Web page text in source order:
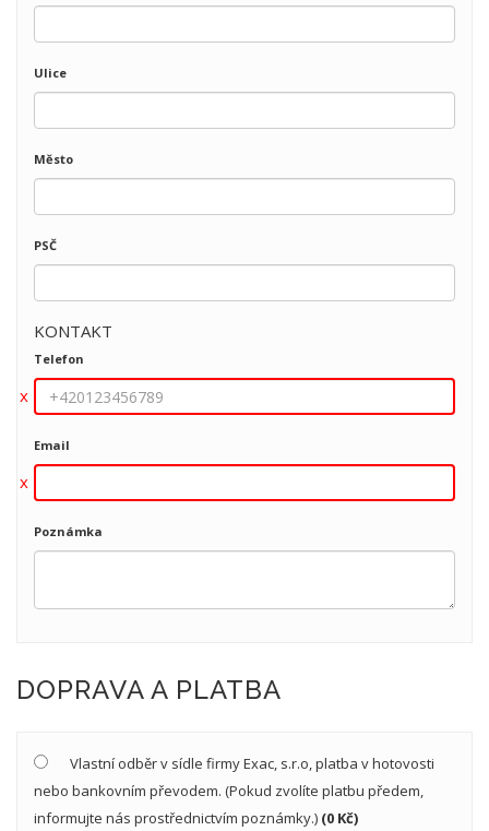
Ulice
Město
PSČ
KONTAKT
Telefon
Email
Poznámka
DOPRAVA A PLATBA
Vlastní odběr v sídle firmy Exac, s.r.o, platba v hotovosti
nebo bankovním převodem. (Pokud zvolíte platbu předem,
informujte nás prostřednictvím poznámky.) (0 Kč)